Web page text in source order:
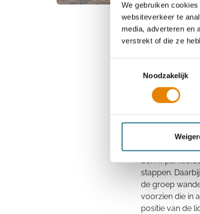
We gebruiken
websiteverkeer te
media, adverteren en
verstrekt of die ze
Noodzakelijk
Veilig
Bij duister
wandelaars
duidelijk
nooit kwaad!
berm,
stappen.
de groep
voorzien die in
positie van de